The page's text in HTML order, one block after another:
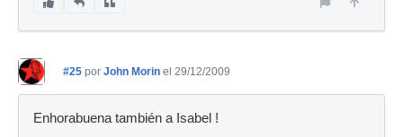
#25 por John Morin el 29/12/2009
Enhorabuena también a Isabel !